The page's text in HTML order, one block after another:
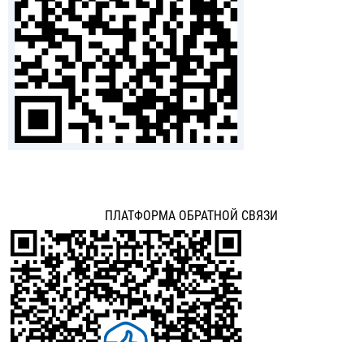
ПЛАТФОРМА ОБРАТНОЙ СВЯЗИ